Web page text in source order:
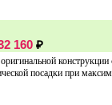
160 ₽
конструкции
посадки при